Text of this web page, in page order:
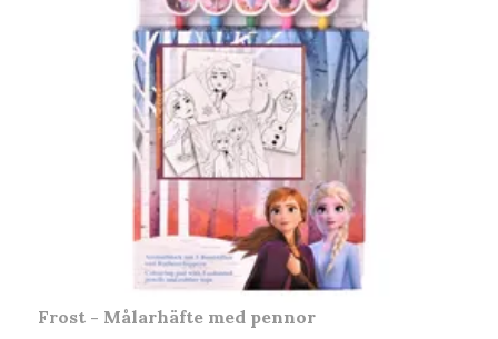
Frost - Målarhäfte med pennor